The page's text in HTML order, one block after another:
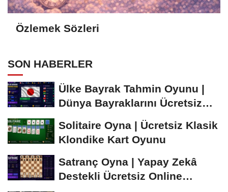
Özlemek Sözleri
SON HABERLER
Ülke Bayrak Tahmin Oyunu |
Dünya Bayraklarını Ücretsiz
Solitaire Oyna | Ücretsiz Klasik
Klondike Kart Oyunu
Satranç Oyna | Yapay Zekâ
Destekli Ücretsiz Online